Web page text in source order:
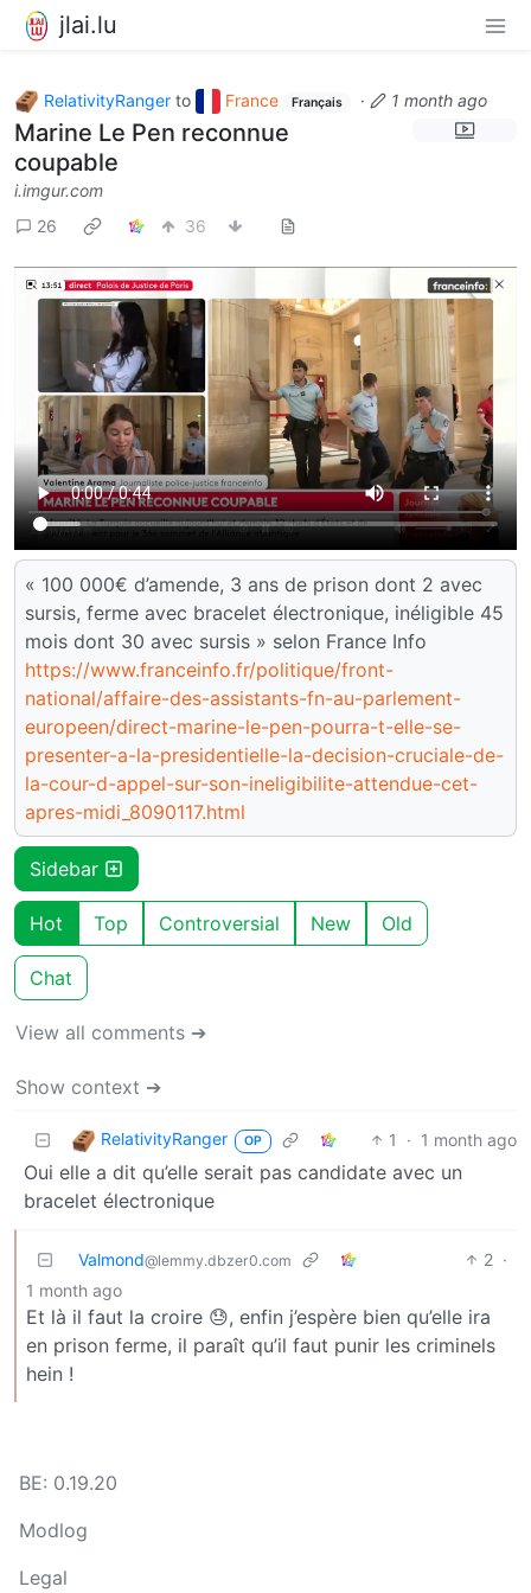
jlai.lu
RelativityRanger to France Français · 1 month ago
Marine Le Pen reconnue
coupable
i.imgur.com
26
36
« 100 000€ d’amende, 3 ans de prison dont 2 avec
sursis, ferme avec bracelet électronique, inéligible 45
mois dont 30 avec sursis » selon France Info
https://www.franceinfo.fr/politique/front-
national/affaire-des-assistants-fn-au-parlement-
europeen/direct-marine-le-pen-pourra-t-elle-se-
presenter-a-la-presidentielle-la-decision-cruciale-de-
la-cour-d-appel-sur-son-ineligibilite-attendue-cet-
apres-midi_8090117.html
Sidebar
Hot Top Controversial New Old
Chat
View all comments ➔
Show context ➔
RelativityRanger OP 1 · 1 month ago
Oui elle a dit qu’elle serait pas candidate avec un
bracelet électronique
Valmond@lemmy.dbzer0.com 2 ·
1 month ago
Et là il faut la croire 😓, enfin j’espère bien qu’elle ira
en prison ferme, il paraît qu’il faut punir les criminels
hein !
BE: 0.19.20
Modlog
Legal